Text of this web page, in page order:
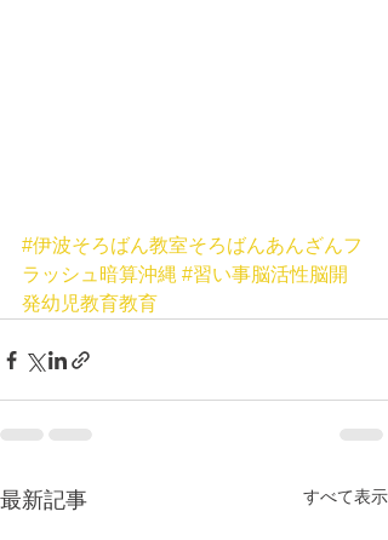
#伊波そろばん教室そろばんあんざんフ
ラッシュ暗算沖縄 #習い事脳活性脳開
発幼児教育教育
最新記事 すべて表示